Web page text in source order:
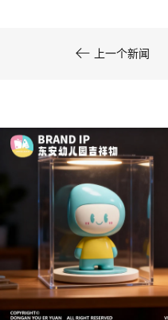
 上一个新闻
文创产品设计的成本
司-